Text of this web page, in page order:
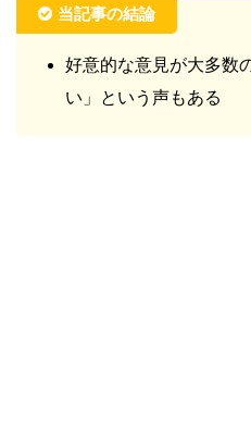
当記事の結論
好意的な意見が大多数
い」という声もある